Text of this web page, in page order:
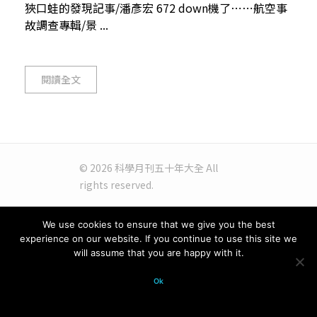
狹口蛙的發現記事/潘彥宏 672 down機了⋯⋯航空事
故調查專輯/景 ...
閱讀全文
© 2026 科學月刊五十年大全 All
rights reserved.
We use cookies to ensure that we give you the best
experience on our website. If you continue to use this site we
will assume that you are happy with it.
Ok